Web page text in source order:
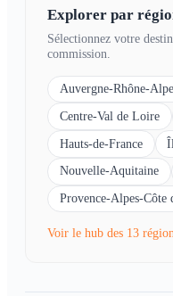
Explorer par
Sélectionnez votre
commission.
Auvergne-Rhône-
Centre-Val de Loire
Hauts-de-France
Nouvelle-Aquitaine
Provence-Alpes-Côte
Voir le hub des 13